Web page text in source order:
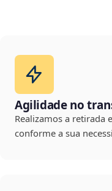
Agilidade no
Realizamos a retirada
conforme a sua